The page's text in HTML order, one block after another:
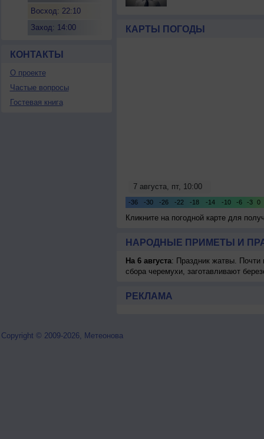
Восход: 22:10
Заход: 14:00
КОНТАКТЫ
О проекте
Частые вопросы
Гостевая книга
КАРТЫ ПОГОДЫ
Кликните на погодной карте для
НАРОДНЫЕ ПРИМЕТЫ И
На 6 августа: Праздник жатвы. Почти
сбора черемухи, заготавливают
РЕКЛАМА
Copyright © 2009-2026, Метеонова